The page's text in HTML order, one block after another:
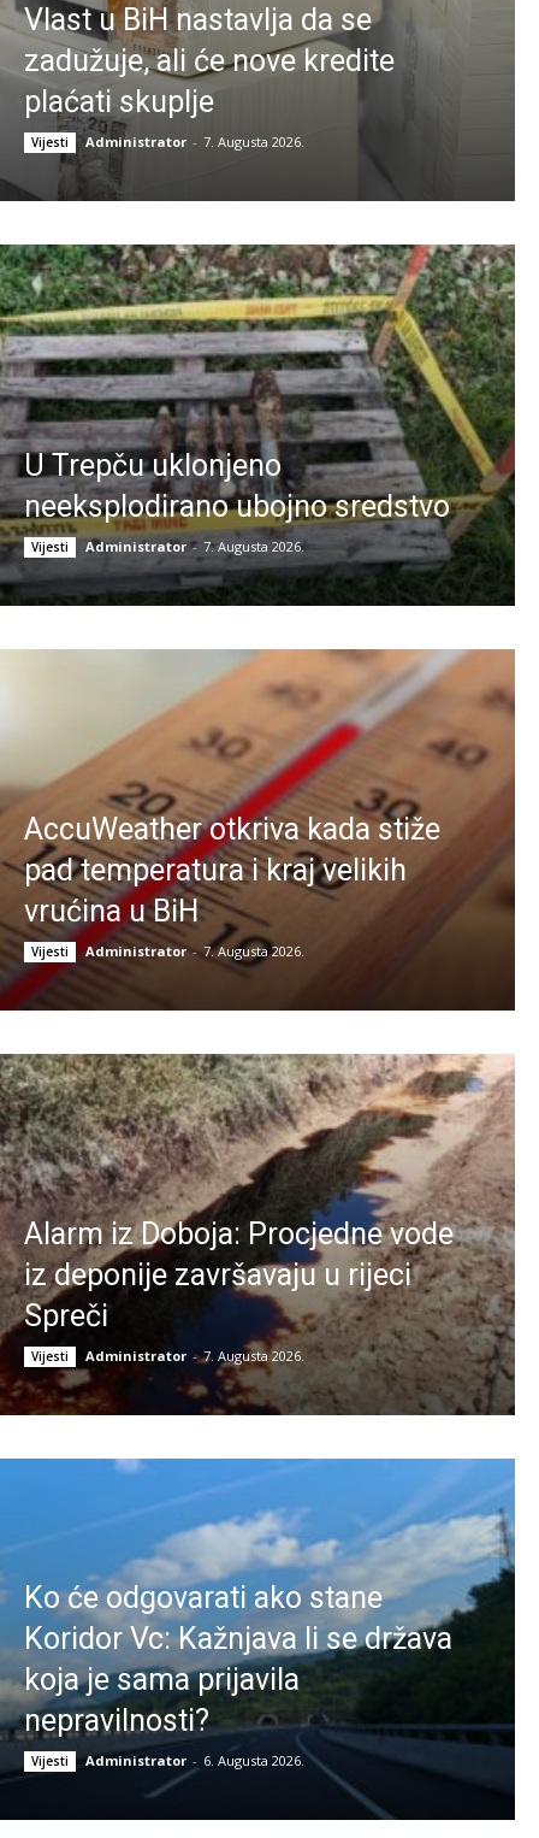
Vlast u BiH nastavlja da se
zadužuje, ali će nove kredite
plaćati skuplje
Vijesti Administrator - 7. Augusta 2026.
U Trepču uklonjeno
neeksplodirano ubojno sredstvo
Vijesti Administrator - 7. Augusta 2026.
AccuWeather otkriva kada stiže
pad temperatura i kraj velikih
vrućina u BiH
Vijesti Administrator - 7. Augusta 2026.
Alarm iz Doboja: Procjedne vode
iz deponije završavaju u rijeci
Spreči
Vijesti Administrator - 7. Augusta 2026.
Ko će odgovarati ako stane
Koridor Vc: Kažnjava li se država
koja je sama prijavila
nepravilnosti?
Vijesti Administrator - 6. Augusta 2026.